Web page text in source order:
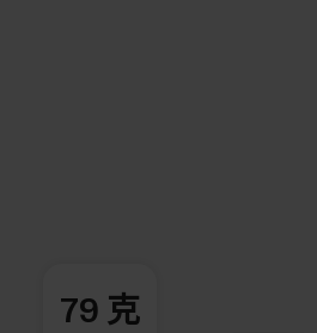
79 克